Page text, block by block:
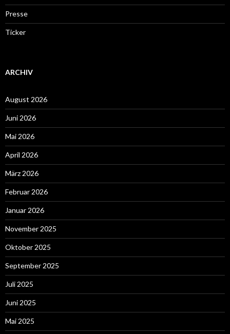
Presse
Ticker
ARCHIV
August 2026
Juni 2026
Mai 2026
April 2026
März 2026
Februar 2026
Januar 2026
November 2025
Oktober 2025
September 2025
Juli 2025
Juni 2025
Mai 2025